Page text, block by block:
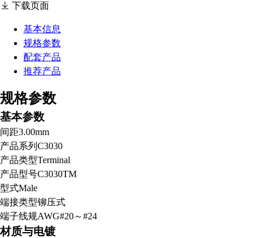
下载页面
基本信息
规格参数
配套产品
推荐产品
规格参数
基本参数
间距3.00mm
产品系列 C3030
产品类型Terminal
产品型号C3030TM
型式Male
端接类型铆压式
端子线规AWG#20～#24
材质与电镀